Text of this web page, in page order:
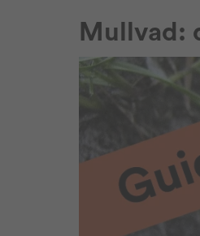
Mullvad: